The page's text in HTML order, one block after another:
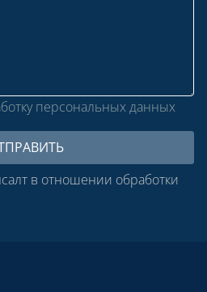
персональных данных
в отношении обработки